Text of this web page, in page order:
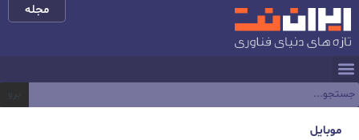
مجله
موبایل